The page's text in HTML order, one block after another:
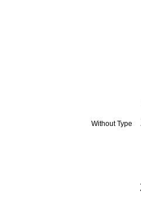
Without Type